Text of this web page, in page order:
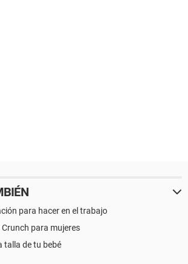
para hacer en el trabajo
Crunch para mujeres
talla de tu bebé